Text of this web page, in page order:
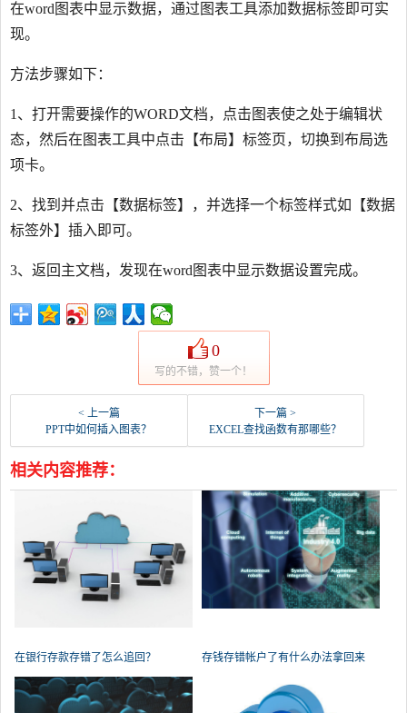
在word图表中显示数据，通过图表工具添加数据标签即可实
现。
方法步骤如下：
1、打开需要操作的WORD文档，点击图表使之处于编辑状
态，然后在图表工具中点击【布局】标签页，切换到布局选
项卡。
2、找到并点击【数据标签】，并选择一个标签样式如【数据
标签外】插入即可。
3、返回主文档，发现在word图表中显示数据设置完成。
0
写的不错，赞一个！
< 上一篇
PPT中如何插入图表？
下一篇 >
EXCEL查找函数有那哪些？
相关内容推荐：
在银行存款存错了怎么追回？
存钱存错帐户了有什么办法拿回来